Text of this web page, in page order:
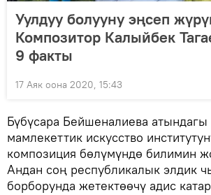
Уулдуу болууну эңсеп
Композитор Калыйбек
9 факты
17 Аяк оона 2020, 15:43
Бүбүсара Бейшеналиева
мамлекеттик искусство
композиция бөлүмүндө билимин
Андан соң республикалык элдик
борборунда жетектөөчү адис